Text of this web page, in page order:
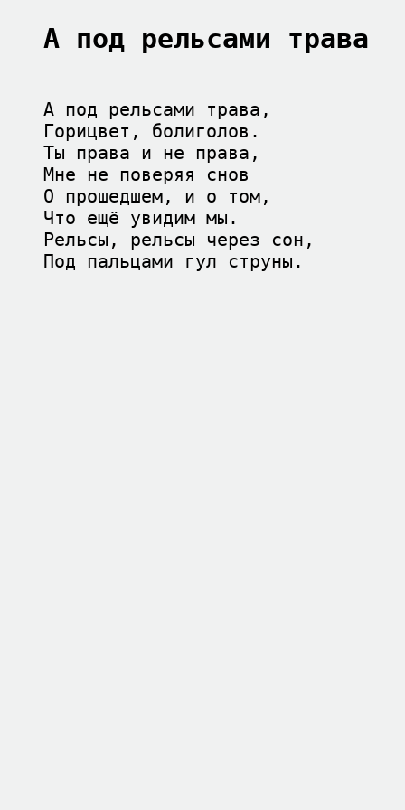
А под рельсами трава
А под рельсами трава,
Горицвет, болиголов.
Ты права и не права,
Мне не поверяя снов
О прошедшем, и о том,
Что ещё увидим мы.
Рельсы, рельсы через сон,